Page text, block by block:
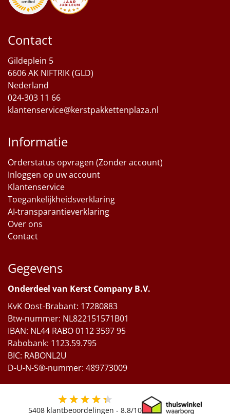
Contact
Gildeplein 5
6606 AK NIFTRIK (GLD)
Nederland
024-303 11 66
klantenservice@kerstpakkettenplaza.nl
Informatie
Orderstatus opvragen (Zonder account)
Inloggen op uw account
Klantenservice
Toegankelijkheidsverklaring
AI-transparantieverklaring
Over ons
Contact
Gegevens
Onderdeel van Kerst Company B.V.
KvK Oost-Brabant: 17280883
Btw-nummer: NL822151571B01
IBAN: NL44 RABO 0112 3597 95
Rabobank: 1123.59.795
BIC: RABONL2U
D-U-N-S®-nummer: 489773009
5408 klantbeoordelingen - 8.8/10